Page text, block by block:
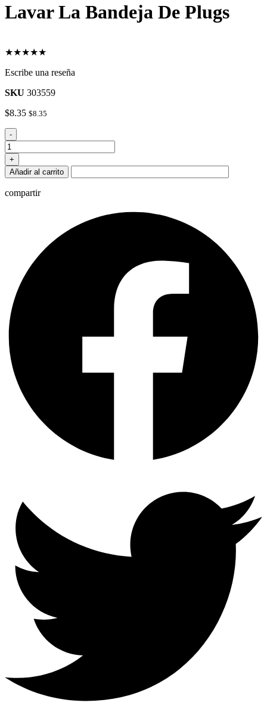
Lavar La Bandeja De Plugs
★★★★★
Escribe una reseña
SKU 303559
$8.35 $8.35
Lavar
La
Bandeja
De
Plugs
-
+
Añadir al carrito
compartir